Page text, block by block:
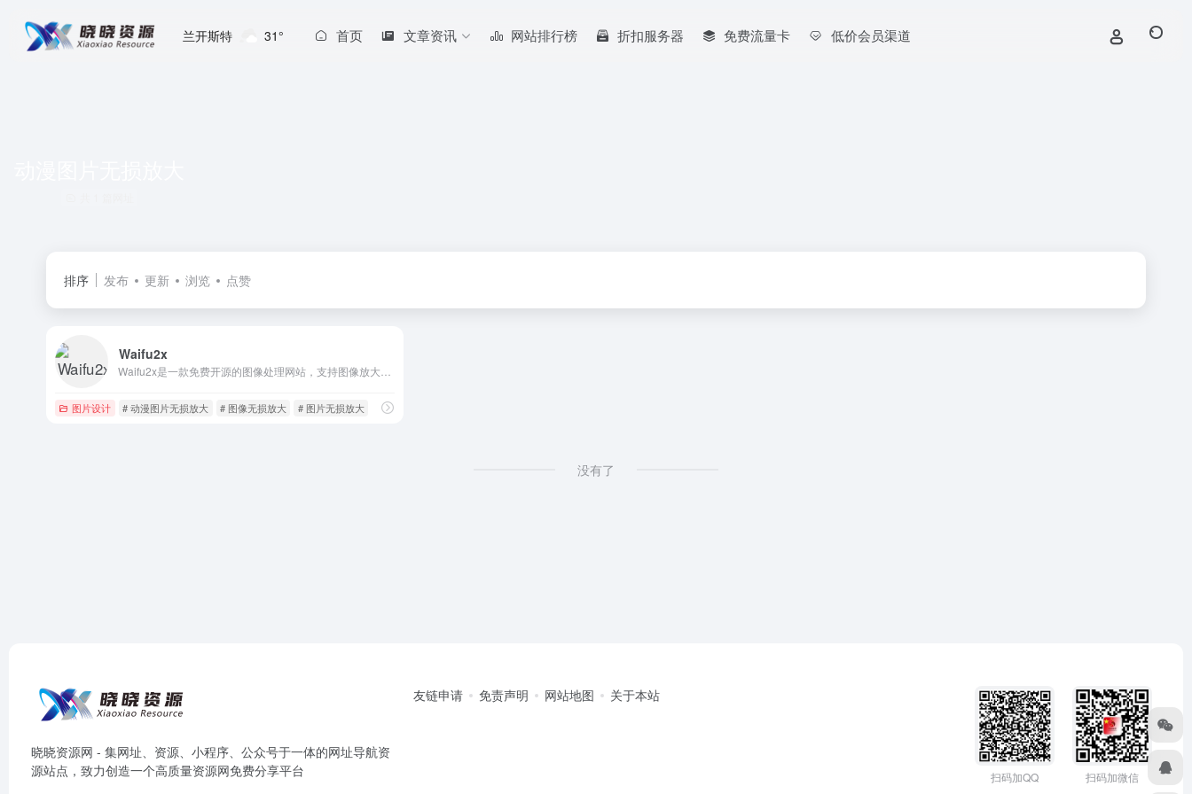
兰开斯特 31° 首页 文章资讯 网站排行榜 折扣服务器 免费流量卡 低价会员渠道
排序 发布 更新 浏览 点赞
Waifu2x
图片设计 # 动漫图片无损放大 # 图像无损放大 # 图片无损放大
没有了
晓晓资源网 - 集网址、资源、小程序、公众号于一体的网址导航资
源站点，致力创造一个高质量资源网免费分享平台
友链申请 免责声明 网站地图 关于本站
扫码加QQ 扫码加微信